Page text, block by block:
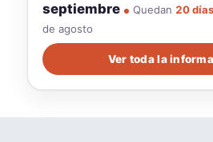
septiembre
Quedan 20 días
de agosto
Ver toda la